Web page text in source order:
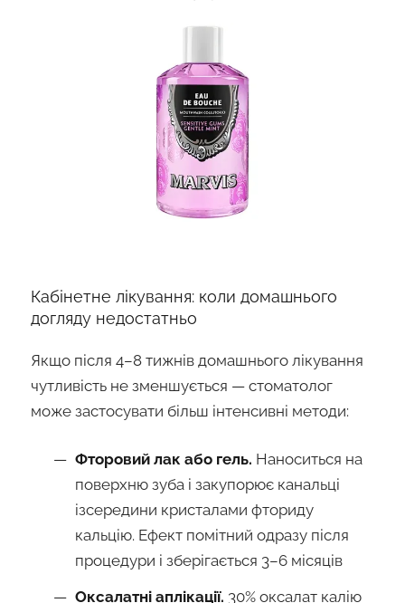
Кабінетне лікування: коли домашнього
догляду недостатньо
Якщо після 4–8 тижнів домашнього лікування
чутливість не зменшується — стоматолог
може застосувати більш інтенсивні методи:
Фторовий лак або гель. Наноситься на
поверхню зуба і закупорює канальці
ізсередини кристалами фториду
кальцію. Ефект помітний одразу після
процедури і зберігається 3–6 місяців
Оксалатні аплікації. 30% оксалат калію